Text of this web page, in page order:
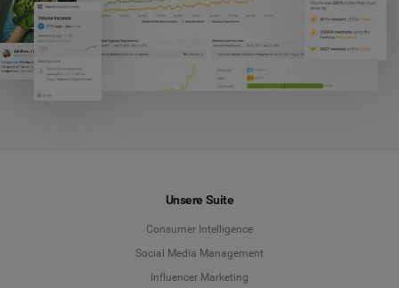
Unsere Suite
Consumer Intelligence
Social Media Management
Influencer Marketing